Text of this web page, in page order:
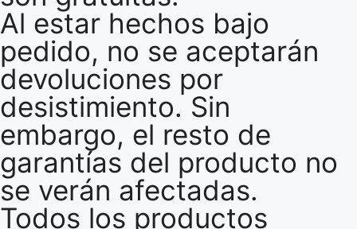
Al estar hechos bajo
pedido, no se aceptarán
devoluciones por
desistimiento. Sin
embargo, el resto de
garantías del producto no
se verán afectadas.
Todos los productos